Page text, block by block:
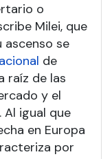
o
Milei, que
ascenso se
de
raíz de las
y el
Al igual que
en Europa
por